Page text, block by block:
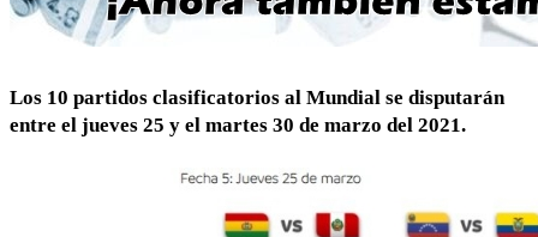
Los 10 partidos clasificatorios al Mundial se disputarán
entre el jueves 25 y el martes 30 de marzo del 2021.